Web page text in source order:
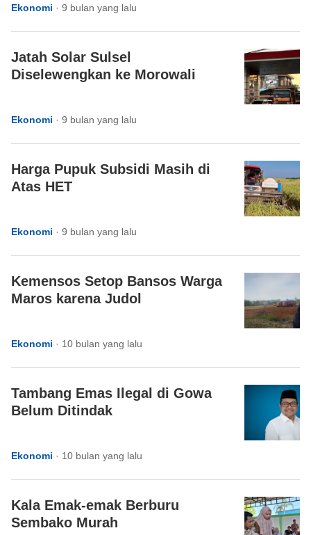
Ekonomi · 9 bulan yang lalu
Jatah Solar Sulsel
Diselewengkan ke Morowali
Ekonomi · 9 bulan yang lalu
Harga Pupuk Subsidi Masih di
Atas HET
Ekonomi · 9 bulan yang lalu
Kemensos Setop Bansos Warga
Maros karena Judol
Ekonomi · 10 bulan yang lalu
Tambang Emas Ilegal di Gowa
Belum Ditindak
Ekonomi · 10 bulan yang lalu
Kala Emak-emak Berburu
Sembako Murah